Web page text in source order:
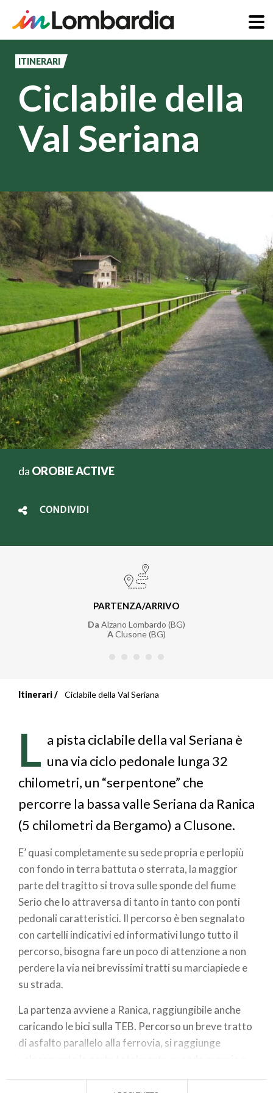
principale
ITINERARI
Ciclabile della
Val Seriana
da OROBIE ACTIVE
CONDIVIDI
PARTENZA/ARRIVO
Da Alzano Lombardo (BG)
AClusone (BG)
di
pane
Itinerari Ciclabile della Val Seriana
L a pista ciclabile della val Seriana è
una via ciclo pedonale lunga 32
chilometri, un “serpentone” che
percorre la bassa valle Seriana da Ranica
(5 chilometri da Bergamo) a Clusone.
E’ quasi completamente su sede propria e perlopiù
con fondo in terra battuta o sterrata, la maggior
parte del tragitto si trova sulle sponde del fiume
Serio che lo attraversa di tanto in tanto con ponti
pedonali caratteristici. Il percorso è ben segnalato
con cartelli indicativi ed informativi lungo tutto il
percorso, bisogna fare un poco di attenzione a non
perdere la via nei brevissimi tratti su marciapiede e
su strada.
La partenza avviene a Ranica, raggiungibile anche
caricando le bici sulla TEB. Percorso un breve tratto
di asfalto parallelo alla ferrovia, si raggiunge